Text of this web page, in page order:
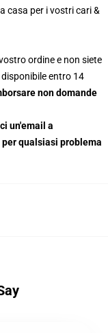
casa per i vostri cari &
ordine e non siete
entro 14
non domande
un'email a
qualsiasi problema